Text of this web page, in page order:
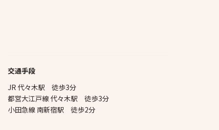
交通手段
JR 代々木駅 徒歩3分
都営大江戸線 代々木駅 徒歩3分
小田急線 南新宿駅 徒歩2分